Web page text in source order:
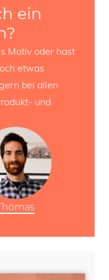
ein
Motiv oder hast
etwas
bei allen
und